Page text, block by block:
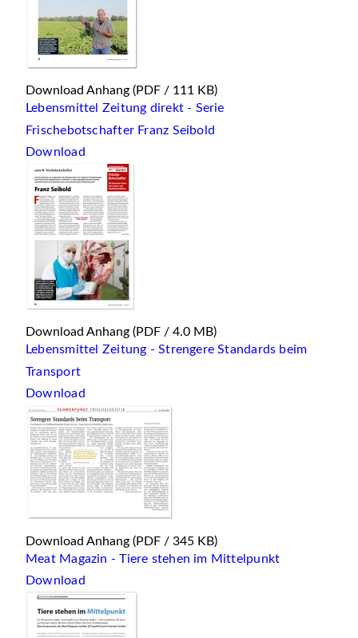
Download Anhang (PDF / 111 KB)
Lebensmittel Zeitung direkt - Serie
Frischebotschafter Franz Seibold
Download
Download Anhang (PDF / 4.0 MB)
Lebensmittel Zeitung - Strengere Standards beim
Transport
Download
Download Anhang (PDF / 345 KB)
Meat Magazin - Tiere stehen im Mittelpunkt
Download